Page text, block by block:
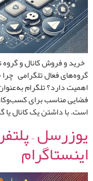
خرید و فروش کانال و
گروه‌های فعال تلگرامی
اهمیت دارد؟ تلگرام
فضایی مناسب برای
است. با داشتن یک کانال یا
یوزرسل –
اینستاگرام